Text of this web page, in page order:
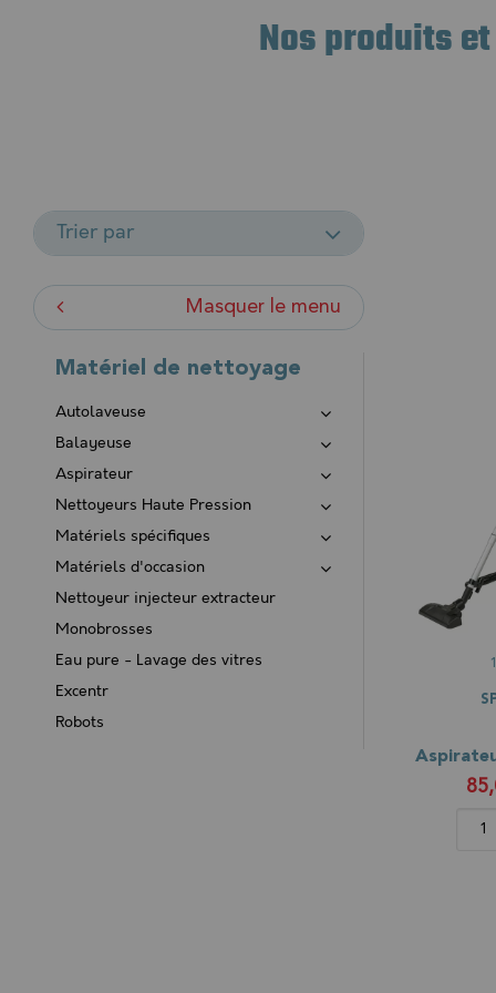
Viper, Ica et bien
Contactez-nous
Nos produits
Trier par
Masquer le menu
Matériel de nettoyage
Autolaveuse
Balayeuse
Aspirateur
Nettoyeurs Haute Pression
Matériels spécifiques
Matériels d'occasion
Nettoyeur injecteur extracteur
Monobrosses
Eau pure - Lavage des vitres
Excentr
Robots